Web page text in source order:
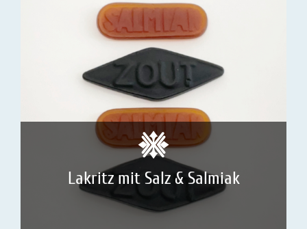
Lakritz mit Salz & Salmiak